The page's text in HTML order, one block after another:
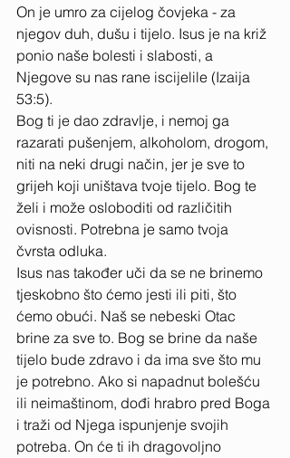
On je umro za cijelog čovjeka - za
njegov duh, dušu i tijelo. Isus je na križ
ponio naše bolesti i slabosti, a
Njegove su nas rane iscijelile (Izaija
53:5).
Bog ti je dao zdravlje, i nemoj ga
razarati pušenjem, alkoholom, drogom,
niti na neki drugi način, jer je sve to
grijeh koji uništava tvoje tijelo. Bog te
želi i može osloboditi od različitih
ovisnosti. Potrebna je samo tvoja
čvrsta odluka.
Isus nas također uči da se ne brinemo
tjeskobno što ćemo jesti ili piti, što
ćemo obući. Naš se nebeski Otac
brine za sve to. Bog se brine da naše
tijelo bude zdravo i da ima sve što mu
je potrebno. Ako si napadnut bolešću
ili neimaštinom, dođi hrabro pred Boga
i traži od Njega ispunjenje svojih
potreba. On će ti ih dragovoljno